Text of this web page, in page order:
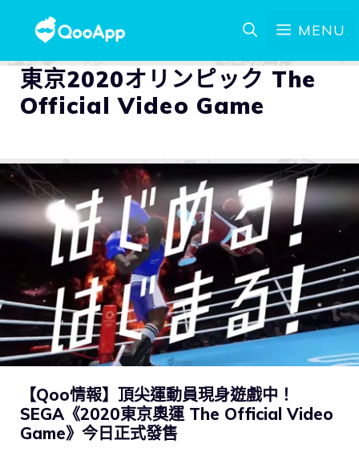
MENU
東京2020オリンピック The
Official Video Game
【Qoo情報】頂尖運動員現身遊戲中！
SEGA《2020東京奧運 The Official Video
Game》今日正式發售